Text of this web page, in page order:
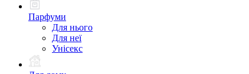
Парфуми
Для нього
Для неї
Унісекс